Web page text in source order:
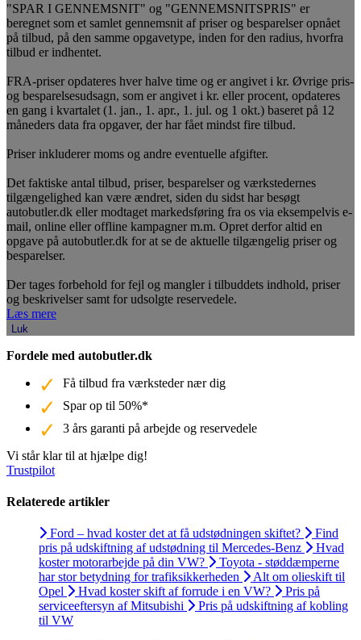
"SPAR I GENNEMSNIT" og "GENNEMSNITSPRIS" er
beregnet som et samlet gennemsnit af priser og besparelser opnået
på tilbud, på den samme opgavetype, inden for den radius, hvorfra
tilbud er indhentet.
FRA-priser opdateres hver halve time og er angivet i kr. Øvrige pris-
og besparelsesudsagn, som er angivet i kr. eller procent, opdateres
en gang i kvartalet (1. jan., 1. apr., 1. jul. og 1 okt.) baseret på 12
måneders data fra opgaver, der har fået mindst fire tilbud.
Priser inkluderer moms og andre eventuelle afgifter.
Det faktiske antal tilbud, priser, besparelser og værkstedernes
tilgængelighed kan være ændret, siden du sidst har besøgt
autobutler.dk eller modtaget markedsføring fra os via eksempelvis e-
mail, online eller offline kampagner m.m. Opret derfor altid en
opgave på autobutler.dk for at se de aktuelle tilgængelig priser og
besparelser.
Der tages forbehold for fejl og mangler i tilbuddets indhold, priser
og beskrivelser samt for udsolgte reservedele.
Læs mere
Luk
Fordele med autobutler.dk
Få tilbud fra værksteder nær dig
Spar op til 50%*
3 års garanti på arbejde og reservedele
Vi står klar til at hjælpe dig!
Trustpilot
Relaterede artikler
Ford – hvad koster det at få udstødningen skiftet?
Find
pris på udskiftning af udstødning til Mercedes-Benz
Hvad
koster motorarbejde på din VW?
Toyota - støddæmperne
har stor betydning for trafiksikkerheden
Alt om olieskift til
Opel
Hvad koster skift af forrude i en VW?
Pris på
serviceeftersyn af Mitsubishi
Pris på udskiftning af kobling
til VW